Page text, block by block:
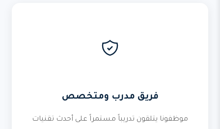
فريق مدرب ومتخصص
موظفونا يتلقون تدريباً مستمراً على أحدث تقنيات